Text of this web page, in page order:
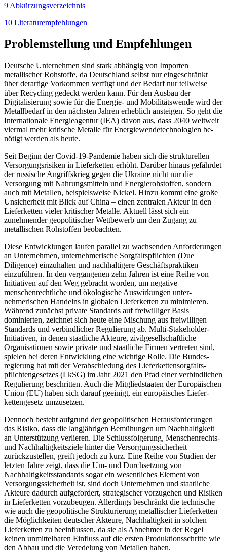
9 Abkürzungsverzeichnis
10 Literaturempfehlungen
Problemstellung und Empfehlungen
Deutsche Unternehmen sind stark abhängig von Im­porten
metallischer Rohstoffe, da Deutschland selbst nur eingeschränkt
über derartige Vorkommen verfügt und der Bedarf nur teilweise
über Recycling gedeckt werden kann. Für den Ausbau der
Digitalisierung sowie für die Energie- und Mobilitätswende wird der
Metall­bedarf in den nächsten Jahren erheblich an­steigen. So geht die
Internationale Energieagentur (IEA) davon aus, dass 2040 weltweit
viermal mehr kritische Metalle für Energiewende­technologien be­
nötigt werden als heute.
Seit Beginn der Covid‑19-Pandemie haben sich die strukturellen
Versorgungsrisiken in Lieferketten er­höht. Darüber hinaus gefährdet
der russische Angriffs­krieg gegen die Ukraine nicht nur die
Versorgung mit Nahrungsmitteln und Energierohstoffen, sondern
auch mit Metallen, beispielsweise Nickel. Hinzu kommt eine große
Unsicherheit mit Blick auf China – einen zentralen Akteur in den
Lieferketten vieler kritischer Metalle. Aktuell lässt sich ein
zunehmender geopoliti­scher Wettbewerb um den Zugang zu
metallischen Rohstoffen beobachten.
Diese Entwicklungen laufen parallel zu wachsenden Anforderungen
an Unternehmen, unternehme­rische Sorgfaltspflichten (Due
Diligence) einzuhalten und nachhaltigere Geschäftspraktiken
einzuführen. In den vergangenen zehn Jahren ist eine Reihe von
Initiativen auf den Weg gebracht worden, um nega­tive
menschenrechtliche und ökologische Auswirkungen unter­
nehmerischen Handelns in globalen Lieferketten zu minimieren.
Während zunächst private Standards auf freiwilliger Basis
dominierten, zeichnet sich heute eine Mischung aus freiwilligen
Standards und verbindlicher Regulierung ab. Multi-Stakeholder-
Initiativen, in denen staatliche Akteure, zivil­gesell­schaftliche
Organisationen sowie private und staatliche Firmen vertreten sind,
spielen bei deren Ent­wicklung eine wichtige Rolle. Die Bundes­
regierung hat mit der Verabschiedung des Lieferketten­sorg­falts­
pflichtengesetzes (LkSG) im Jahr 2021 den Pfad einer verbindlichen
Regulierung beschritten. Auch die Mitgliedstaaten der Europäischen
Union (EU) haben sich darauf geeinigt, ein europäisches Liefer­
kettengesetz umzusetzen.
Dennoch besteht aufgrund der geopolitischen Her­ausforderungen
das Risiko, dass die langjährigen Be­mü­hungen um Nachhaltigkeit
an Unterstützung ver­lieren. Die Schlussfolgerung, Menschenrechts-
und Nachhaltigkeitsziele hinter die Versorgungssicherheit
zurückzustellen, greift jedoch zu kurz. Eine Reihe von Studien der
letzten Jahre zeigt, dass die Um- und Durchsetzung von
Nachhaltigkeits­standards sogar ein wesentliches Element von
Versorgungs­sicherheit ist, sind doch Unternehmen und staatliche
Akteure da­durch aufgefordert, strategischer vorzugehen und Risi­ken
in Lieferketten vorzubeugen. Allerdings be­schränkt die technische
wie auch die geopolitische Strukturierung metallischer Lieferketten
die Möglichkeiten deutscher Akteure, Nachhaltigkeit in solchen
Lieferketten zu beeinflussen, da sie als Abnehmer in der Regel
keinen unmittelbaren Einfluss auf die ersten Produktionsschritte wie
den Abbau und die Veredelung von Metallen haben.